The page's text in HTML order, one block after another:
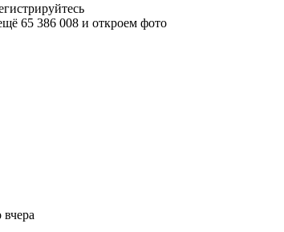
65 386 008 и откроем фото
вчера